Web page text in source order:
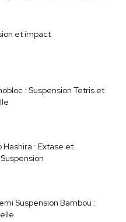
et impact
: Suspension Tetris et
Hashira : Extase et
Suspension Bambou :